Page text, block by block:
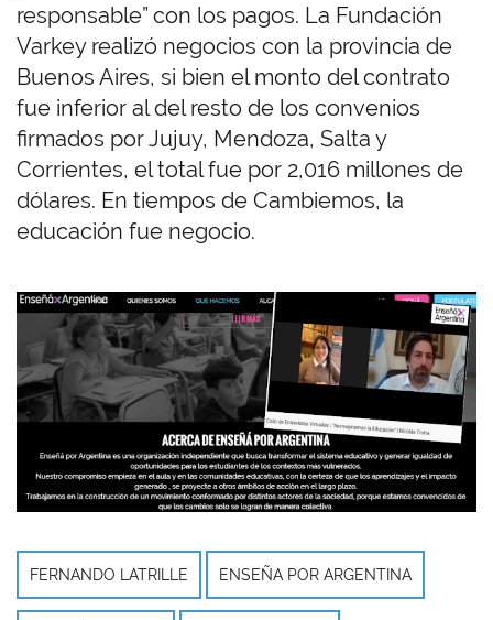
responsable” con los pagos. La Fundación
Varkey realizó negocios con la provincia de
Buenos Aires, si bien el monto del contrato
fue inferior al del resto de los convenios
firmados por Jujuy, Mendoza, Salta y
Corrientes, el total fue por 2,016 millones de
dólares. En tiempos de Cambiemos, la
educación fue negocio.
FERNANDO LATRILLE ENSEÑA POR ARGENTINA